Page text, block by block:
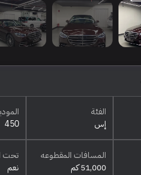
الفئة
إس
450
المسافات المقطوعه
51,000 كم
تحت
نعم